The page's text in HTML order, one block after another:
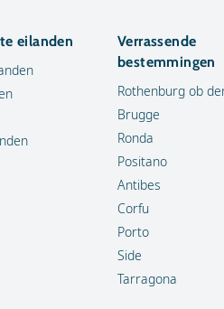
eilanden
Verrassende
bestemmingen
Rothenburg ob
Brugge
Ronda
Positano
Antibes
Corfu
Porto
Side
Tarragona